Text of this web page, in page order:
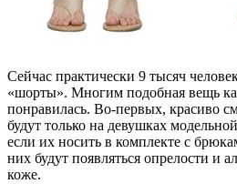
Сейчас практически 9 тысяч
«шорты». Многим подобная вещь
понравилась. Во-первых, красиво
будут только на девушках
если их носить в комплекте с
них будут появляться опрелости и
коже.